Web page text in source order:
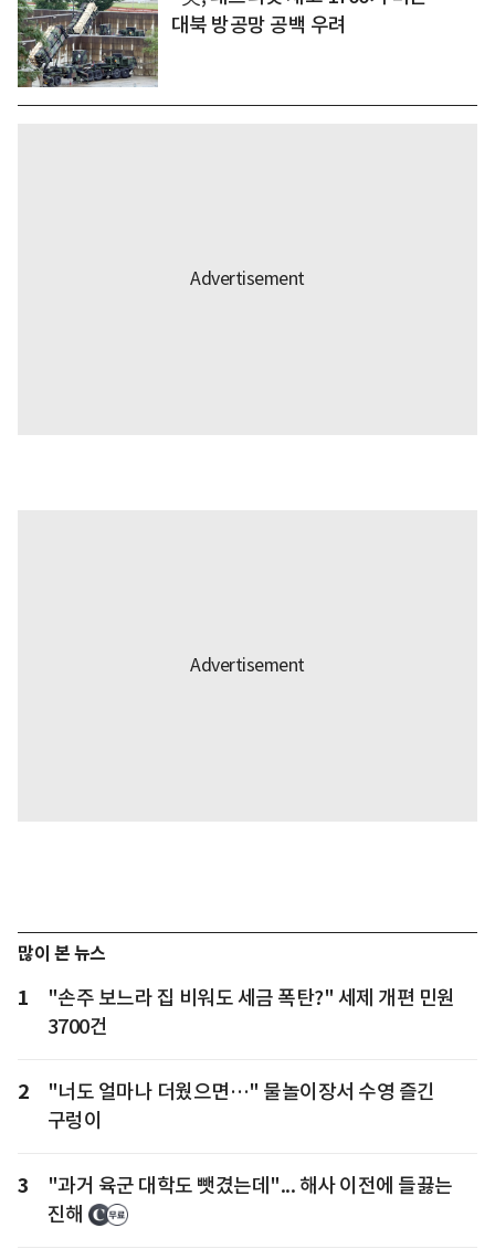
대북 방공망 공백 우려
많이 본 뉴스
1
"손주 보느라 집 비워도 세금 폭탄?" 세제 개편 민원
3700건
2
"너도 얼마나 더웠으면…" 물놀이장서 수영 즐긴
구렁이
3
"과거 육군 대학도 뺏겼는데"... 해사 이전에 들끓는
진해